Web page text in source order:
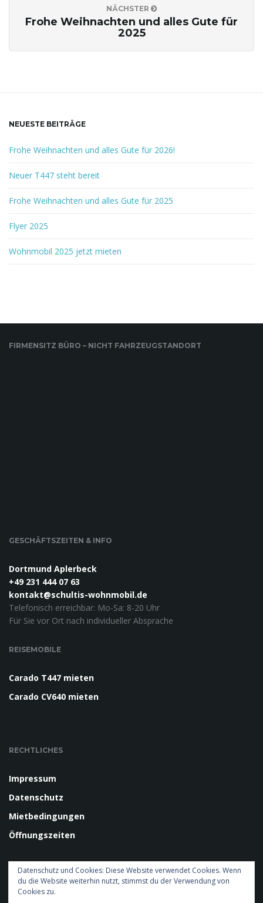
NÄCHSTER
Frohe Weihnachten und alles Gute für
2025
NEUESTE BEITRÄGE
Frohe Weihnachten und alles Gute für 2026!
Neuer T447 steht bereit
Frohe Weihnachten und alles Gute für 2025
Flyer 2025
Wohnmobil 2025 jetzt mieten
FIRMENSITZ BÜRO – NICHT FAHRZEUGSTANDORT
GESCHÄFTSZEITEN & INFO
Dortmund Aplerbeck
+49 231 444 07 63
kontakt@schultis-wohnmobil.de
Telefonisch erreichbar: Mo-Sa: 8-20 Uhr
Für Sie vor Ort nach individueller Absprache
REISEMOBILE
Carado T447 mieten
Carado CV640 mieten
RECHTLICHES
Impressum
Datenschutz
Mietbedingungen
Öffnungszeiten
BESUCH UNS AUF FACEBOOK
Datenschutz und Cookies: Diese Website verwendet Cookies. Wenn
du die Website weiterhin nutzt, stimmst du der Verwendung von
Cookies zu.